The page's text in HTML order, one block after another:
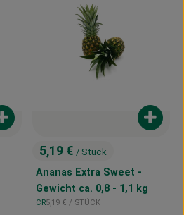
Produkt zum Warenkorb hinzufügen
, Preis:
5,19 € / Stück
Ananas Extra Sweet -
Gewicht ca. 0,8 - 1,1 kg
, Herkunft:
CR, Referenzpreis:
5,19 € / STÜCK